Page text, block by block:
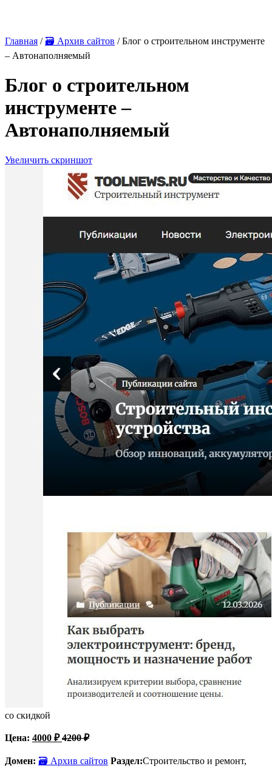
Главная / 🗃 Архив сайтов / Блог о строительном инструменте
– Автонаполняемый
Блог о строительном
инструменте –
Автонаполняемый
Увеличить скриншот
со скидкой
Цена: 4000 ₽ 4200₽
Домен: 🗃 Архив сайтов Раздел:Строительство и ремонт,